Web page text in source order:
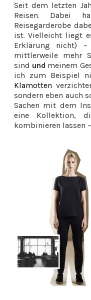
Seit dem letzten
Reisen. Dabei
Reisegarderobe
ist. Vielleicht liegt
Erklärung nicht)
mittlerweile mehr
sind und meinem
ich zum Beispiel
Klamotten
sondern eben auch
Sachen mit dem
eine Kollektion,
kombinieren lassen